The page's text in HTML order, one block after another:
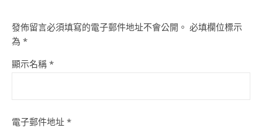
發佈留言必須填寫的電子郵件地址不會公開。 必填欄位標示
為 *
顯示名稱 *
電子郵件地址 *